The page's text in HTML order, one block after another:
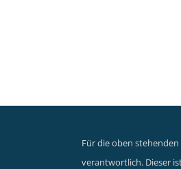
Für die oben
verantwortlich. Dieser